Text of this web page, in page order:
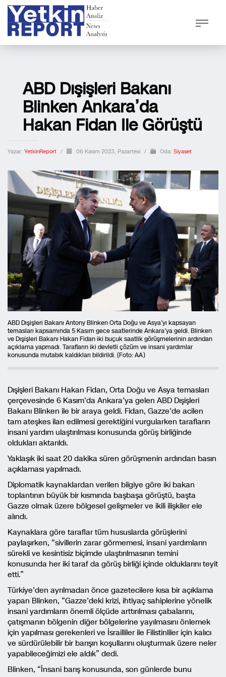
ABD Dışişleri Bakanı
Blinken Ankara’da
Hakan Fidan Ile Görüştü
Yazar: YetkinReport / 06 Kasım 2023, Pazartesi / Oda: Siyaset
ABD Dışişleri Bakanı Antony Blinken Orta Doğu ve Asya’yı kapsayan
temasları kapsamında 5 Kasım gece saatlerinde Ankara’ya geldi. Blinken
ve Dışişleri Bakanı Hakan Fidan iki buçuk saatlik görüşmelerinin ardından
açıklama yapmadı. Tarafların iki devletli çözüm ve insani yardımlar
konusunda mutabık kaldıkları bildirildi. (Foto: AA)
Dışişleri Bakanı Hakan Fidan, Orta Doğu ve Asya temasları
çerçevesinde 6 Kasım’da Ankara’ya gelen ABD Dışişleri
Bakanı Blinken ile bir araya geldi. Fidan, Gazze’de acilen
tam ateşkes ilan edilmesi gerektiğini vurgularken tarafların
insani yardım ulaştırılması konusunda görüş birliğinde
oldukları aktarıldı.
Yaklaşık iki saat 20 dakika süren görüşmenin ardından basın
açıklaması yapılmadı.
Diplomatik kaynaklardan verilen bilgiye göre iki bakan
toplantının büyük bir kısmında başbaşa görüştü, başta
Gazze olmak üzere bölgesel gelişmeler ve ikili ilişkiler ele
alındı.
Kaynaklara göre taraflar tüm hususlarda görüşlerini
paylaşırken, “sivillerin zarar görmemesi, insani yardımların
sürekli ve kesintisiz biçimde ulaştırılmasının temini
konusunda her iki taraf da görüş birliği içinde olduklarını teyit
etti.”
Türkiye’den ayrılmadan önce gazetecilere kısa bir açıklama
yapan Blinken, “Gazze’deki krizi, ihtiyaç sahiplerine yönelik
insani yardımların önemli ölçüde arttırılması çabalarını,
çatışmanın bölgenin diğer bölgelerine yayılmasını önlemek
için yapılması gerekenleri ve İsrailliler ile Filistinliler için kalıcı
ve sürdürülebilir bir barışın koşullarını oluşturmak üzere neler
yapabileceğimizi ele aldık” dedi.
Blinken, “İnsani barış konusunda, son günlerde bunu